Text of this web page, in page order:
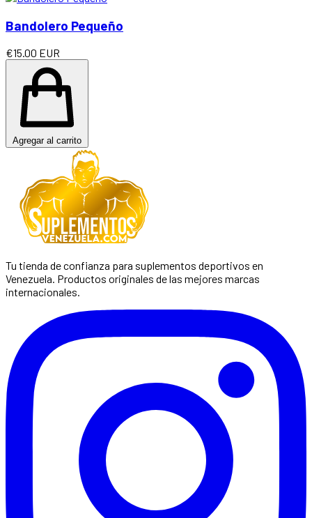
Bandolero Pequeño
€15.00 EUR
Agregar al carrito
Tu tienda de confianza para suplementos deportivos en
Venezuela. Productos originales de las mejores marcas
internacionales.